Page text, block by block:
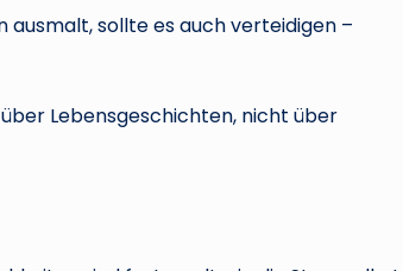
ausmalt, sollte es auch verteidigen –
Lebensgeschichten, nicht über